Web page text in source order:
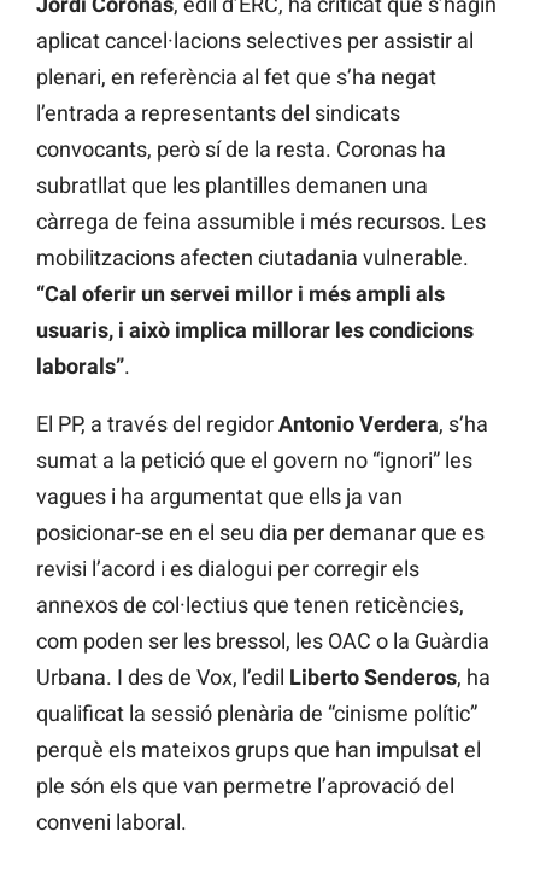
aplicat cancel·lacions selectives per assistir al
plenari, en referència al fet que s’ha negat
l’entrada a representants del sindicats
convocants, però sí de la resta. Coronas ha
subratllat que les plantilles demanen una
càrrega de feina assumible i més recursos. Les
mobilitzacions afecten ciutadania vulnerable.
“Cal oferir un servei millor i més ampli als
usuaris, i això implica millorar les condicions
laborals”.
El PP, a través del regidorAntonio Verdera, s’ha
sumat a la petició que el govern no “ignori” les
vagues i ha argumentat que ells ja van
posicionar-se en el seu dia per demanar que es
revisi l’acord i es dialogui per corregir els
annexos de col·lectius que tenen reticències,
com poden ser les bressol, les OAC o la Guàrdia
Urbana. I des de Vox, l’edil Liberto Senderos, ha
qualificat la sessió plenària de “cinisme polític”
perquè els mateixos grups que han impulsat el
ple són els que van permetre l’aprovació del
conveni laboral.